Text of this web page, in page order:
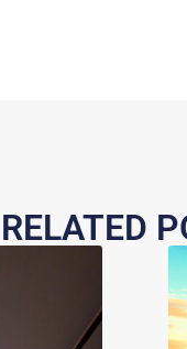
RELATED